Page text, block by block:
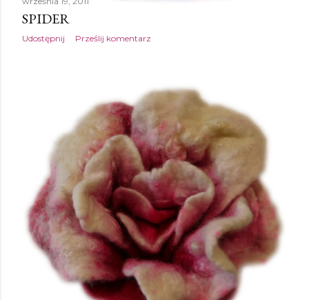
SPIDER
Udostępnij Prześlij komentarz